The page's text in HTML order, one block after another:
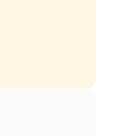
de perfecte
zoekt. Mis de
met Moraga